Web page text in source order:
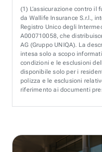
(1) L’assicurazione contro il
da Wallife Insurance S.r.l.,
Registro Unico degli
A000710058, che
AG (Gruppo UNIQA). La
intesa solo a scopo
condizioni e le esclusioni
disponibile solo per i
polizza e le esclusioni
riferimento ai documenti